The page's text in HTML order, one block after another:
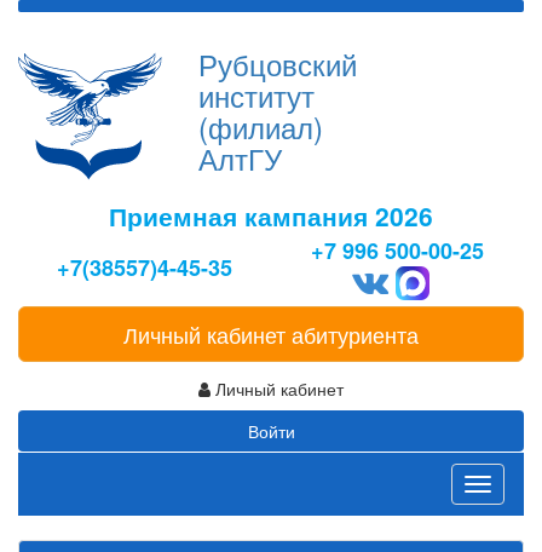
Рубцовский
институт
(филиал)
АлтГУ
Приемная кампания 2026
+7(38557)4-45-35
+7 996 500-00-25
Личный кабинет абитуриента
Личный кабинет
Войти
Toggle